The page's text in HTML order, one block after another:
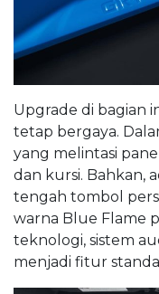
Upgrade di bagian
tetap bergaya.
yang melintasi
dan kursi. Bahkan,
tengah tombol
warna Blue Flame
teknologi, sistem
menjadi fitur